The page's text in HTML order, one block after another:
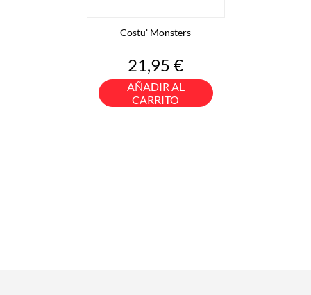
Costu' Monsters
Precio
21,95 €
AÑADIR AL
CARRITO